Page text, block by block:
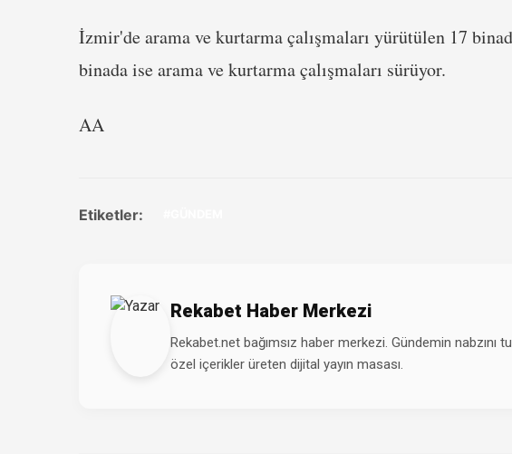
İzmir'de arama ve kurtarma çalışmaları yürütülen 17
binada ise arama ve kurtarma çalışmaları sürüyor.
AA
Etiketler:
Rekabet Haber Merkezi
Rekabet.net bağımsız haber merkezi. Gündemin nabzını
özel içerikler üreten dijital yayın masası.